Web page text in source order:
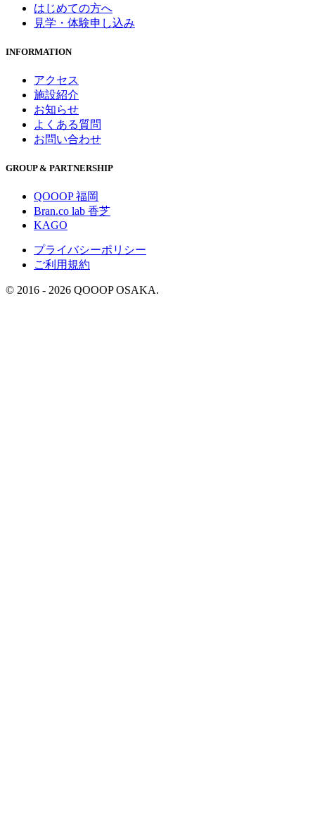
はじめての方へ
見学・体験申し込み
INFORMATION
アクセス
施設紹介
お知らせ
よくある質問
お問い合わせ
GROUP & PARTNERSHIP
QOOOP 福岡
Bran.co lab 香芝
KAGO
プライバシーポリシー
ご利用規約
© 2016 - 2026 QOOOP OSAKA.